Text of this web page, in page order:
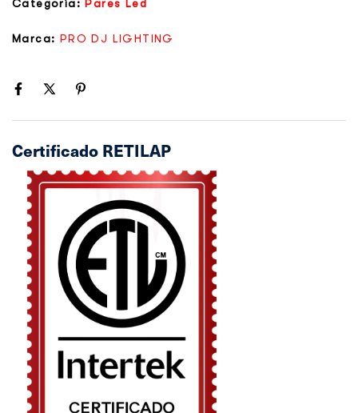
Categoría: Pares Led
Marca: PRO DJ LIGHTING
Certificado RETILAP